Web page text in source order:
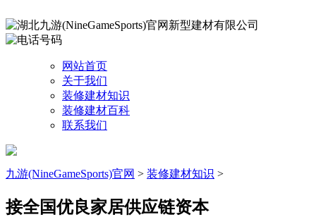
网站首页
关于我们
装修建材知识
装修建材百科
联系我们
九游(NineGameSports)官网 > 装修建材知识 >
接全国优良家居供应链资本